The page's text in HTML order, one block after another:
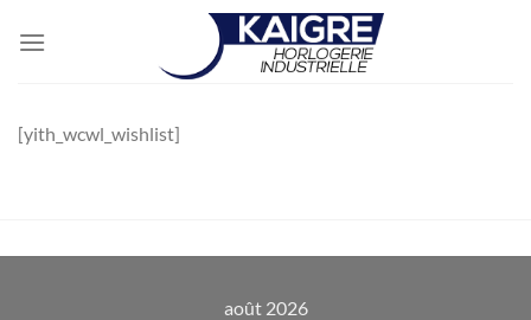
[yith_wcwl_wishlist]
août 2026